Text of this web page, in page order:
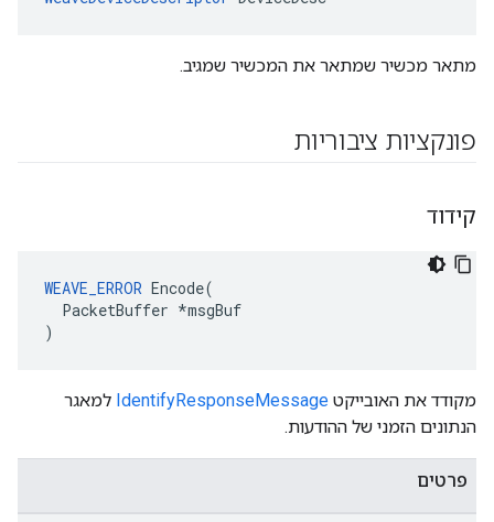
מתאר מכשיר שמתאר את המכשיר שמגיב.
פונקציות ציבוריות
קידוד
WEAVE_ERROR Encode(
  PacketBuffer *msgBuf
)
מקודד את האובייקט IdentifyResponseMessage למאגר
הנתונים הזמני של ההודעות.
פרטים